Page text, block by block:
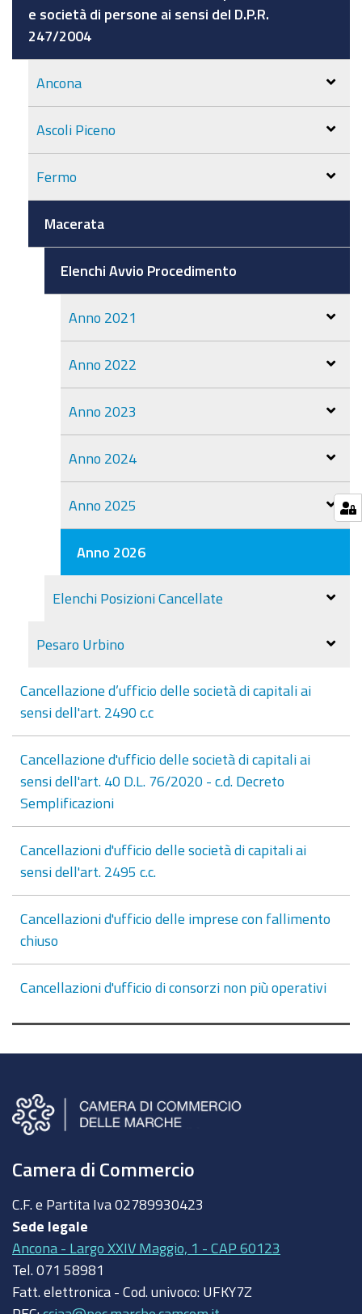
e società di persone ai sensi del D.P.R.
247/2004
Ancona
Ascoli Piceno
Fermo
Macerata
Elenchi Avvio Procedimento
Anno 2021
Anno 2022
Anno 2023
Anno 2024
Anno 2025
Anno 2026
Elenchi Posizioni Cancellate
Pesaro Urbino
Cancellazione d’ufficio delle società di capitali ai
sensi dell'art. 2490 c.c
Cancellazione d'ufficio delle società di capitali ai
sensi dell'art. 40 D.L. 76/2020 - c.d. Decreto
Semplificazioni
Cancellazioni d'ufficio delle società di capitali ai
sensi dell'art. 2495 c.c.
Cancellazioni d'ufficio delle imprese con fallimento
chiuso
Cancellazioni d'ufficio di consorzi non più operativi
Camera di Commercio
C.F. e Partita Iva 02789930423
Sede legale
Ancona - Largo XXIV Maggio, 1 - CAP 60123
Tel. 071 58981
Fatt. elettronica - Cod. univoco: UFKY7Z